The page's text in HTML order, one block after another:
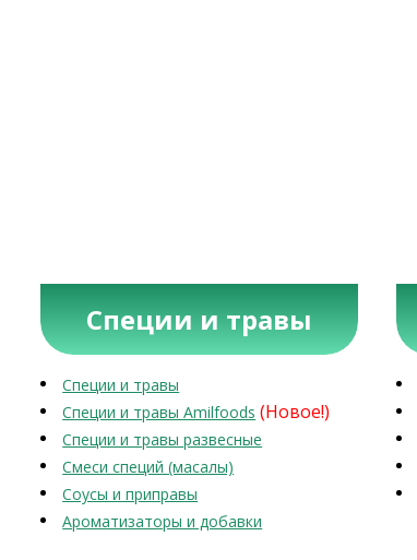
Специи и травы
Специи и травы
Специи и травы Amilfoods (Новое!)
Специи и травы развесные
Смеси специй (масалы)
Соусы и приправы
Ароматизаторы и добавки